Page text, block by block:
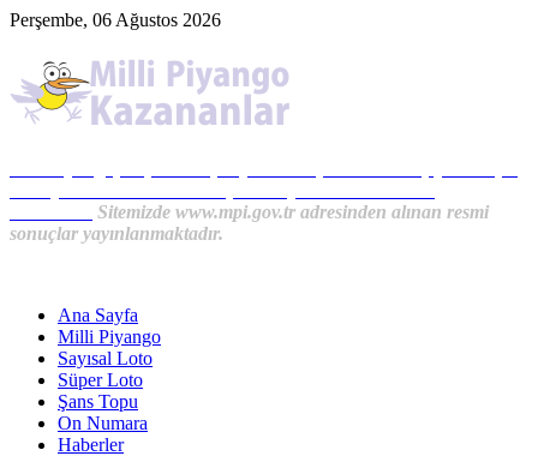
Perşembe, 06 Ağustos 2026
Sitemizde www.mpi.gov.tr adresinden alınan resmi
sonuçlar yayınlanmaktadır.
Ana Sayfa
Milli Piyango
Sayısal Loto
Süper Loto
Şans Topu
On Numara
Haberler